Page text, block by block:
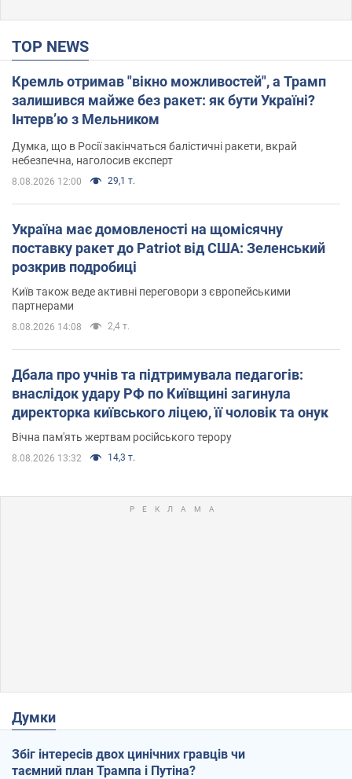
TOP NEWS
Кремль отримав "вікно можливостей", а Трамп
залишився майже без ракет: як бути Україні?
Інтерв’ю з Мельником
Думка, що в Росії закінчаться балістичні ракети, вкрай
небезпечна, наголосив експерт
8.08.2026 12:00 29,1 т.
Україна має домовленості на щомісячну
поставку ракет до Patriot від США: Зеленський
розкрив подробиці
Київ також веде активні переговори з європейськими
партнерами
8.08.2026 14:08 2,4 т.
Дбала про учнів та підтримувала педагогів:
внаслідок удару РФ по Київщині загинула
директорка київського ліцею, її чоловік та онук
Вічна пам'ять жертвам російського терору
8.08.2026 13:32 14,3 т.
Думки
Збіг інтересів двох цинічних гравців чи
таємний план Трампа і Путіна?